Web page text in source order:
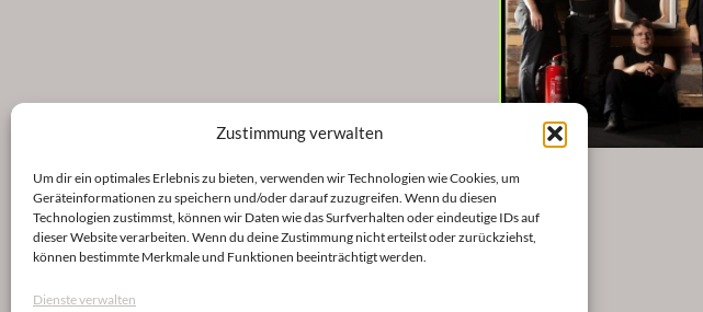
Zustimmung verwalten
Um dir ein optimales Erlebnis zu bieten, verwenden wir Technologien wie Cookies, um
Geräteinformationen zu speichern und/oder darauf zuzugreifen. Wenn du diesen
Technologien zustimmst, können wir Daten wie das Surfverhalten oder eindeutige IDs auf
dieser Website verarbeiten. Wenn du deine Zustimmung nicht erteilst oder zurückziehst,
können bestimmte Merkmale und Funktionen beeinträchtigt werden.
Dienste verwalten